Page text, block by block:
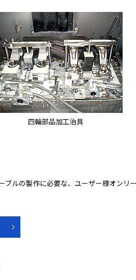
四輪部品加工治具
ブルの製作に必要な、ユーザー様オンリ